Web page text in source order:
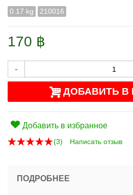
0.17 kg 210016
170 ฿
-
ДОБАВИТЬ В
Добавить в избранное
(3) Написать отзыв
ПОДРОБНЕЕ